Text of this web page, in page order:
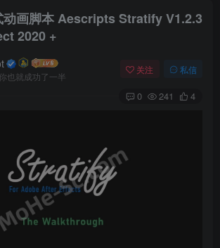
动画脚本 Aescripts Stratify V1.2.3
2020 +
也就成功了一半
关注 私信
0 241 4